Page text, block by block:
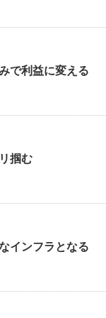
で利益に変える
掴む
インフラとなる